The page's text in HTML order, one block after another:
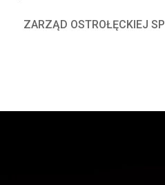
ZARZĄD OSTROŁĘCKIEJ